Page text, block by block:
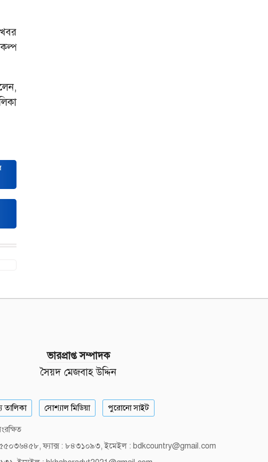
ভারপ্রাপ্ত সম্পাদক
সৈয়দ মেজবাহ উদ্দিন
তালিকা সোশ্যাল মিডিয়া পুরোনো সাইট
ফ্যাক্স : ৮৪৩১০৯৩, ইমেইল : bdkcountry@gmail.com